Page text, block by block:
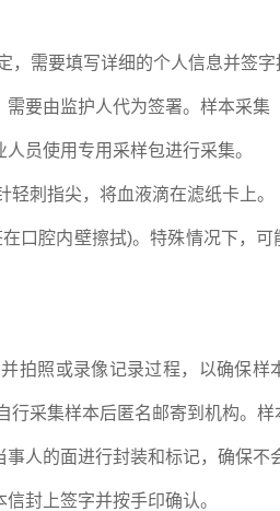
，需要填写详细的个人信息并签
要由监护人代为签署。样本采集
员使用专用采样包进行采集。
刺指尖，将血液滴在滤纸卡上。
口腔内壁擦拭)。特殊情况下，可
拍照或录像记录过程，以确保
行采集样本后匿名邮寄到机构。样
人的面进行封装和标记，确保不
封上签字并按手印确认。